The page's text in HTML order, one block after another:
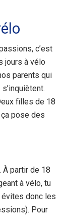
c’est
jours à vélo
parents qui
filles de 18
pose des
À partir de 18
à vélo, tu
donc les
Pour